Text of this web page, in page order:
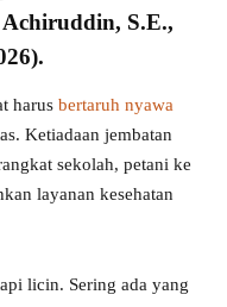
S.E.,
harus bertaruh nyawa
Ketiadaan jembatan
sekolah, petani ke
layanan kesehatan
licin. Sering ada yang